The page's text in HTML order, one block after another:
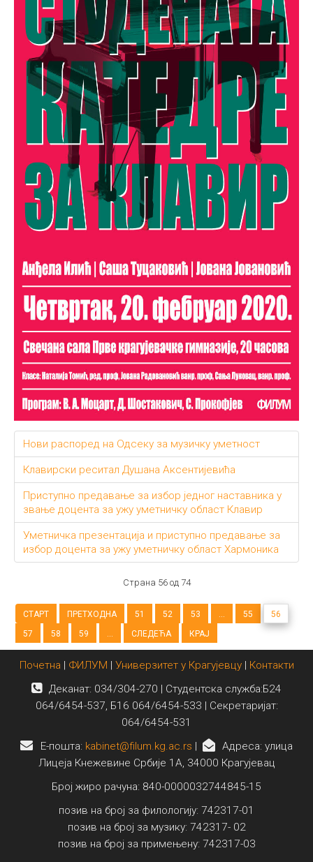
Нови распоред на Одсеку за музичку уметност
Клавирски реситал Душана Аксентијевића
Приступно предавање за избор једног наставника у
звање доцента за ужу уметничку област Клавир
Уметничка презентација и приступно предавање за
избор доцента за ужу уметничку област Хармоника
Страна 56 од 74
СТАРТ ПРЕТХОДНА 51 52 53 ... 55
56
57
58 59 ... СЛЕДЕЋА КРАЈ
Почетна | ФИЛУМ | Универзитет у Крагујевцу| Контакти
Деканат: 034/304-270 | Студентска служба:Б24
064/6454-537, Б16 064/6454-533 | Секретаријат:
064/6454-531
E-пошта: kabinet@filum.kg.ac.rs |
Адреса: улица
Лицеја Кнежевине Србије 1А, 34000 Крагујевац
Број жиро рачуна: 840-0000032744845-15
позив на број за филологију: 742317-01
позив на број за музику: 742317- 02
позив на број за примењену: 742317-03